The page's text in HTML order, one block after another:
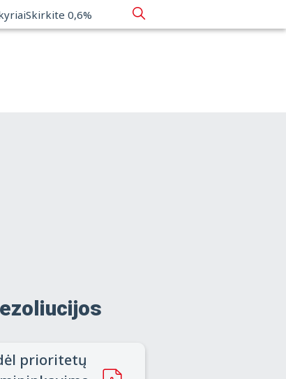
Skirkite 0,6%
prioritetų